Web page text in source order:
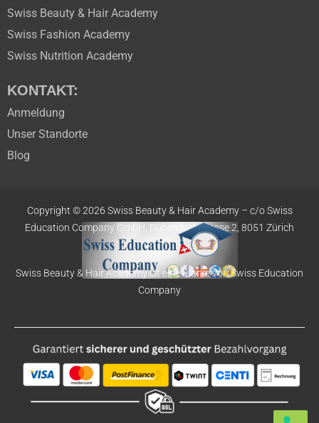
Swiss Beauty & Hair Academy
Swiss Fashion Academy
Swiss Nutrition Academy
KONTAKT:
Anmeldung
Unser Standorte
Blog
Copyright © 2026 Swiss Beauty & Hair Academy – c/o Swiss
Education Company GmbH, Dübendorfstrasse 2, 8051 Zürich
Swiss Beauty & Hair Academy ist eine Marke von Swiss Education
Company